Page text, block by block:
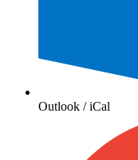
Outlook / iCal